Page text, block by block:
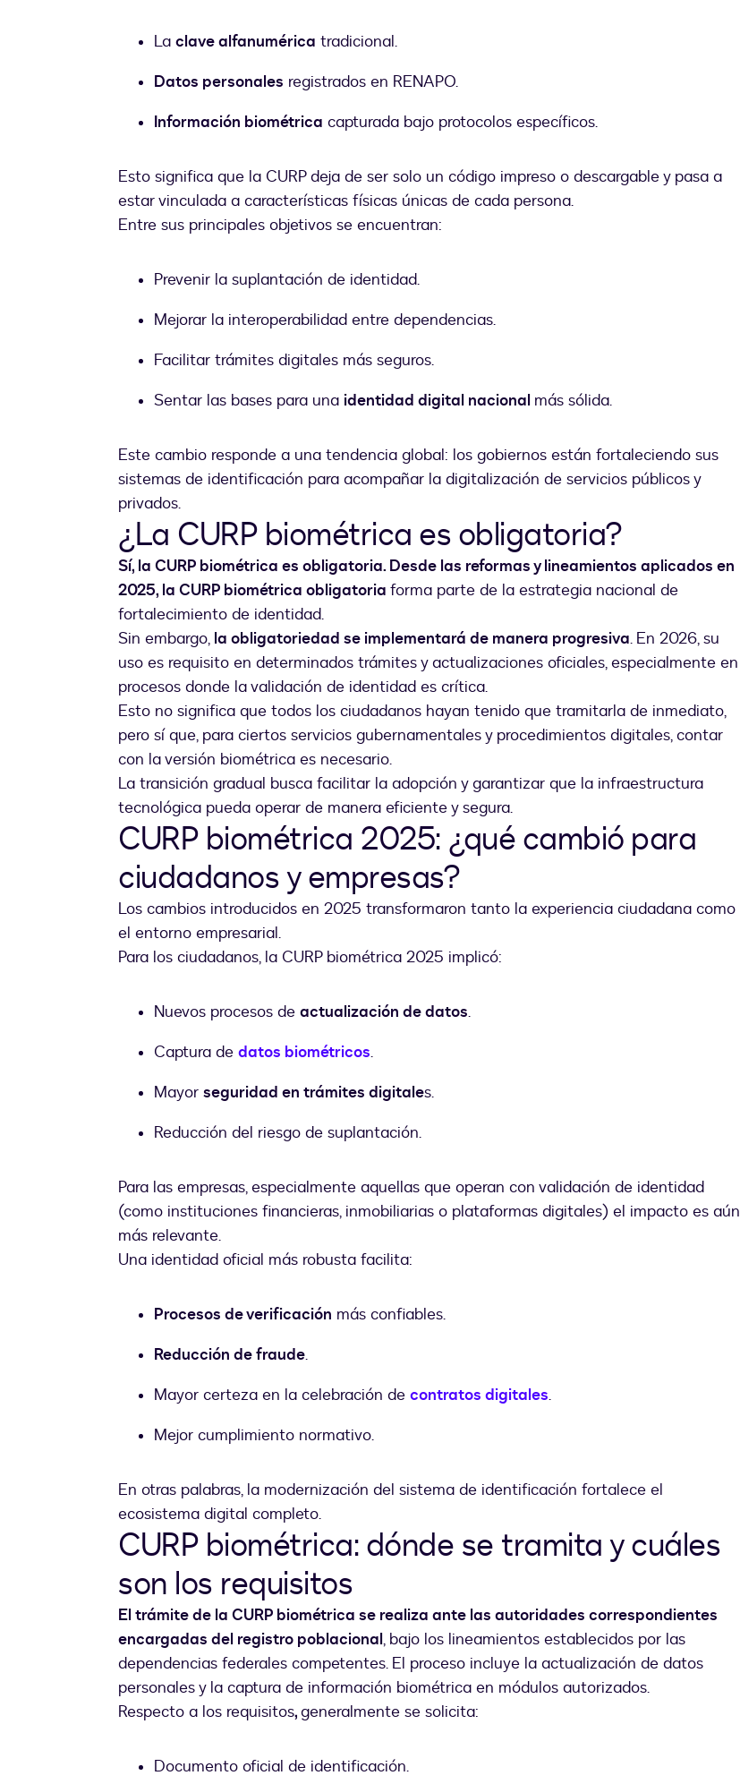
La clave alfanumérica tradicional.
Datos personales registrados en RENAPO.
Información biométrica capturada bajo protocolos específicos.
Esto significa que la CURP deja de ser solo un código impreso o descargable y pasa a
estar vinculada a características físicas únicas de cada persona.
Entre sus principales objetivos se encuentran:
Prevenir la suplantación de identidad.
Mejorar la interoperabilidad entre dependencias.
Facilitar trámites digitales más seguros.
Sentar las bases para una identidad digital nacional más sólida.
Este cambio responde a una tendencia global: los gobiernos están fortaleciendo sus
sistemas de identificación para acompañar la digitalización de servicios públicos y
privados.
¿La CURP biométrica es obligatoria?
Sí, la CURP biométrica es obligatoria. Desde las reformas y lineamientos aplicados en
2025, la CURP biométrica obligatoria forma parte de la estrategia nacional de
fortalecimiento de identidad.
Sin embargo, la obligatoriedad se implementará de manera progresiva. En 2026, su
uso es requisito en determinados trámites y actualizaciones oficiales, especialmente en
procesos donde la validación de identidad es crítica.
Esto no significa que todos los ciudadanos hayan tenido que tramitarla de inmediato,
pero sí que, para ciertos servicios gubernamentales y procedimientos digitales, contar
con la versión biométrica es necesario.
La transición gradual busca facilitar la adopción y garantizar que la infraestructura
tecnológica pueda operar de manera eficiente y segura.
CURP biométrica 2025: ¿qué cambió para
ciudadanos y empresas?
Los cambios introducidos en 2025 transformaron tanto la experiencia ciudadana como
el entorno empresarial.
Para los ciudadanos, la CURP biométrica 2025 implicó:
Nuevos procesos de actualización de datos.
Captura de datos biométricos.
Mayor seguridad en trámites digitales.
Reducción del riesgo de suplantación.
Para las empresas, especialmente aquellas que operan con validación de identidad
(como instituciones financieras, inmobiliarias o plataformas digitales) el impacto es aún
más relevante.
Una identidad oficial más robusta facilita:
Procesos de verificación más confiables.
Reducción de fraude.
Mayor certeza en la celebración de contratos digitales.
Mejor cumplimiento normativo.
En otras palabras, la modernización del sistema de identificación fortalece el
ecosistema digital completo.
CURP biométrica: dónde se tramita y cuáles
son los requisitos
El trámite de la CURP biométrica se realiza ante las autoridades correspondientes
encargadas del registro poblacional, bajo los lineamientos establecidos por las
dependencias federales competentes. El proceso incluye la actualización de datos
personales y la captura de información biométrica en módulos autorizados.
Respecto a los requisitos,generalmente se solicita:
Documento oficial de identificación.